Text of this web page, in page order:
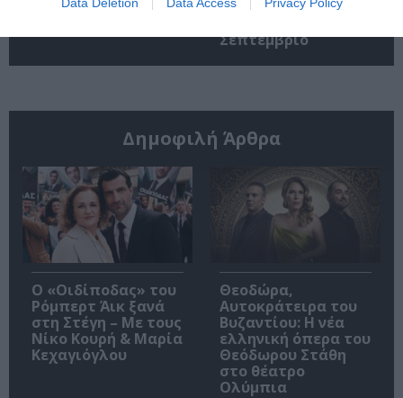
για το “Spider-Man:
Αντζελίνα Τζολί θα
Σεπτέμβριο
Δημοφιλή Άρθρα
O «Οιδίποδας» του
Ρόμπερτ Άικ ξανά
στη Στέγη – Με τους
Νίκο Κουρή & Μαρία
Κεχαγιόγλου
Θεοδώρα,
Αυτοκράτειρα του
Βυζαντίου: Η νέα
ελληνική όπερα του
Θεόδωρου Στάθη
στο θέατρο
Ολύμπια